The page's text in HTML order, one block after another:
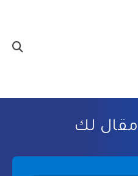
مقال لك